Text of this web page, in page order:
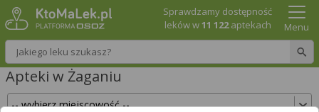
Wpisz nazwę leku
Sprawdzamy dostępność
leków w11 122aptekach Menu
Apteki w Żaganiu